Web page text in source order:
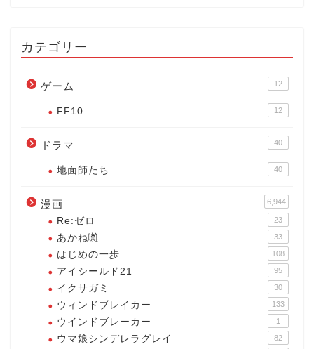
カテゴリー
ゲーム 12
FF10 12
ドラマ 40
地面師たち 40
漫画 6,944
Re:ゼロ 23
あかね囃 33
はじめの一歩 108
アイシールド21 95
イクサガミ 30
ウィンドブレイカー 133
ウインドブレーカー 1
ウマ娘シンデレラグレイ 82